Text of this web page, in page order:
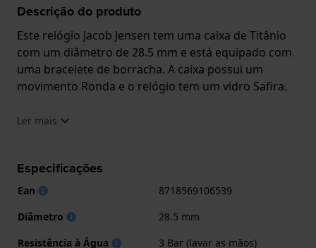
Descrição do produto
Este relógio Jacob Jensen tem uma caixa de Titânio
com um diâmetro de 28.5 mm e está equipado com
uma bracelete de borracha. A caixa possui um
movimento Ronda e o relógio tem um vidro Safira.
O relógio é estanque a 3ATM. Isto significa que o
.
Ler mais
Especificações
Ean
8718569106539
Diâmetro
28.5 mm
Resistência à Água
3 Bar (lavar as mãos)